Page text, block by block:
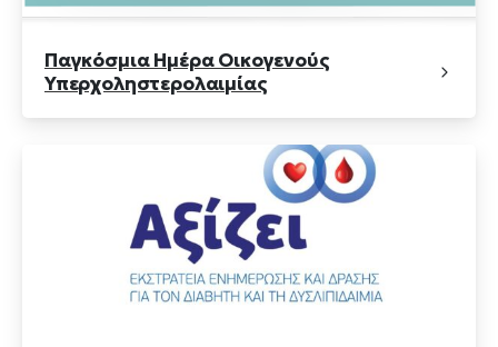
Παγκόσμια Ημέρα Οικογενούς
Υπερχοληστερολαιμίας